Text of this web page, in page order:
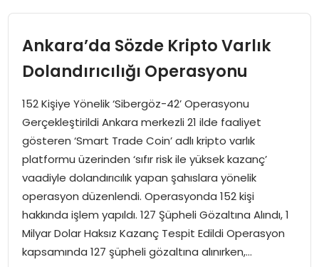
EĞITIM
TEKNOLOJI
GÜNCEL
Ankara’da Sözde Kripto Varlık
Dolandırıcılığı Operasyonu
152 Kişiye Yönelik ‘Sibergöz-42’ Operasyonu
Gerçekleştirildi Ankara merkezli 21 ilde faaliyet
gösteren ‘Smart Trade Coin’ adlı kripto varlık
platformu üzerinden ‘sıfır risk ile yüksek kazanç’
vaadiyle dolandırıcılık yapan şahıslara yönelik
operasyon düzenlendi. Operasyonda 152 kişi
hakkında işlem yapıldı. 127 Şüpheli Gözaltına Alındı, 1
Milyar Dolar Haksız Kazanç Tespit Edildi Operasyon
kapsamında 127 şüpheli gözaltına alınırken,…